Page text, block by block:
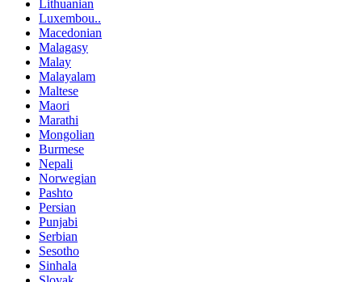
Lithuanian
Luxembou..
Macedonian
Malagasy
Malay
Malayalam
Maltese
Maori
Marathi
Mongolian
Burmese
Nepali
Norwegian
Pashto
Persian
Punjabi
Serbian
Sesotho
Sinhala